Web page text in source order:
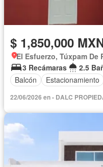
$ 1,850,000
El Esfuerzo, Túxpam De
3 Recámaras
2.5
Balcón
Estacionamiento
22/06/2026 en - DALC